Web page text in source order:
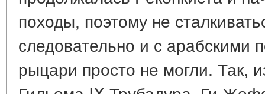
походы, поэтому не
следовательно и с арабскими
рыцари просто не могли. Так,